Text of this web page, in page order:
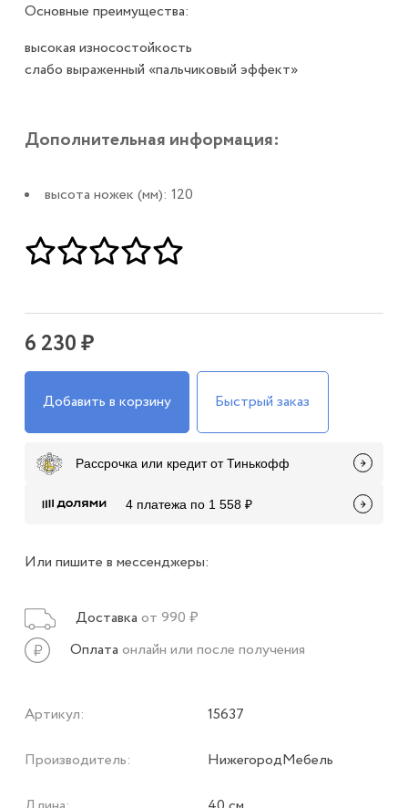
Основные преимущества:
высокая износостойкость
слабо выраженный «пальчиковый эффект»
Дополнительная информация:
высота ножек (мм): 120
6 230 ₽
Добавить в корзину Быстрый заказ
Рассрочка или кредит от Тинькофф
4 платежа по 1 558 ₽
Или пишите в мессенджеры:
Доставка от 990 ₽
Оплата онлайн или после получения
Артикул: 15637
Производитель: НижегородМебель